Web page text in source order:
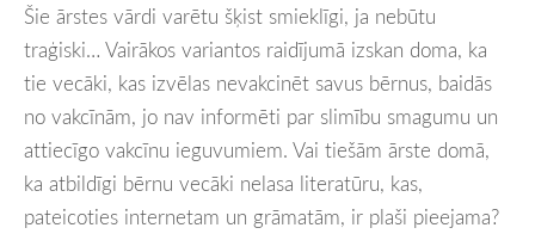
Šie ārstes vārdi varētu šķist smieklīgi, ja nebūtu
traģiski… Vairākos variantos raidījumā izskan doma, ka
tie vecāki, kas izvēlas nevakcinēt savus bērnus, baidās
no vakcīnām, jo nav informēti par slimību smagumu un
attiecīgo vakcīnu ieguvumiem. Vai tiešām ārste domā,
ka atbildīgi bērnu vecāki nelasa literatūru, kas,
pateicoties internetam un grāmatām, ir plaši pieejama?